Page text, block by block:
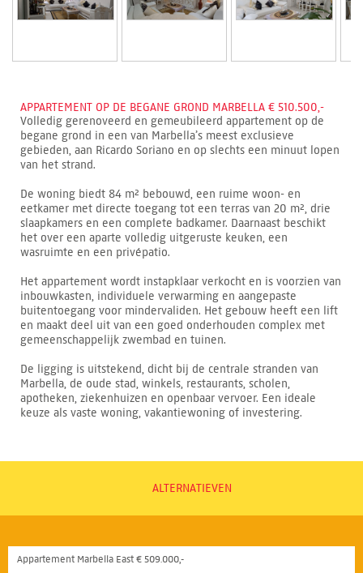
APPARTEMENT OP DE BEGANE GROND MARBELLA € 510.500,-
Volledig gerenoveerd en gemeubileerd appartement op de
begane grond in een van Marbella’s meest exclusieve
gebieden, aan Ricardo Soriano en op slechts een minuut lopen
van het strand.
De woning biedt 84 m² bebouwd, een ruime woon- en
eetkamer met directe toegang tot een terras van 20 m², drie
slaapkamers en een complete badkamer. Daarnaast beschikt
het over een aparte volledig uitgeruste keuken, een
wasruimte en een privépatio.
Het appartement wordt instapklaar verkocht en is voorzien van
inbouwkasten, individuele verwarming en aangepaste
buitentoegang voor mindervaliden. Het gebouw heeft een lift
en maakt deel uit van een goed onderhouden complex met
gemeenschappelijk zwembad en tuinen.
De ligging is uitstekend, dicht bij de centrale stranden van
Marbella, de oude stad, winkels, restaurants, scholen,
apotheken, ziekenhuizen en openbaar vervoer. Een ideale
keuze als vaste woning, vakantiewoning of investering.
ALTERNATIEVEN
Appartement Marbella East € 509.000,-